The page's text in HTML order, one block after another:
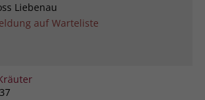
Liebenau
auf Warteliste